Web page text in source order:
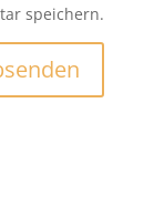
speichern.